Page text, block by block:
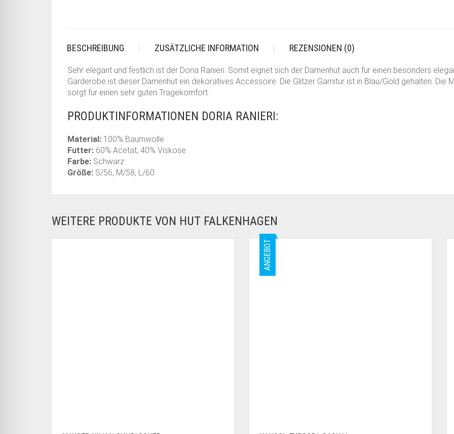
BESCHREIBUNG ZUSÄTZLICHE INFORMATION REZENSIONEN (0)
Sehr elegant und festlich ist der Doria Ranieri. Somit eignet sich der Damenhut auch für einen besonders
Garderobe ist dieser Damenhut ein dekoratives Accessoire. Die Glitzer Garnitur ist in Blau/Gold gehalten. Die
sorgt für einen sehr guten Tragekomfort.
PRODUKTINFORMATIONEN DORIA RANIERI:
Material: 100% Baumwolle
Futter: 60% Acetat, 40% Viskose
Farbe: Schwarz
Größe: S/56, M/58, L/60
WEITERE PRODUKTE VON HUT FALKENHAGEN
ANGEBOT